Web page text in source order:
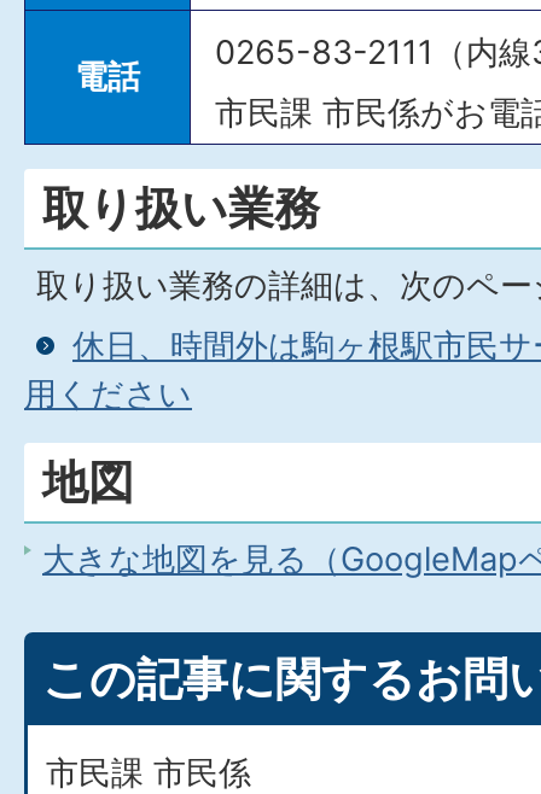
電話
0265-83-2111（内
市民課 市民係がお電
取り扱い業務
取り扱い業務の詳細は、次のペ
休日、時間外は駒ヶ根駅市民
用ください
地図
大きな地図を見る（GoogleMap
この記事に関するお問
市民課 市民係